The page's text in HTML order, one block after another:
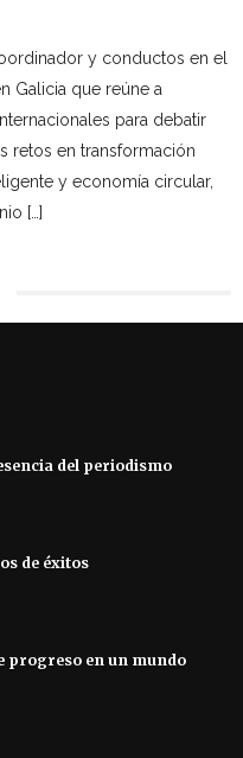
y conductos en el
Galicia que reúne a
para debatir
retos en transformación
y economía circular,
[…]
del periodismo
de éxitos
progreso en un mundo